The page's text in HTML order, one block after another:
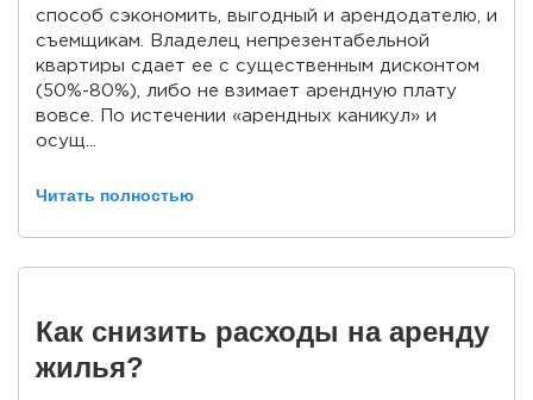
способ сэкономить, выгодный и арендодателю, и
съемщикам. Владелец непрезентабельной
квартиры сдает ее с существенным дисконтом
(50%-80%), либо не взимает арендную плату
вовсе. По истечении «арендных каникул» и
осущ...
Читать полностью
Как снизить расходы на аренду
жилья?